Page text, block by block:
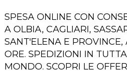
SPESA ONLINE CON
A OLBIA, CAGLIARI,
SANT'ELENA E
ORE. SPEDIZIONI IN
MONDO. SCOPRI LE